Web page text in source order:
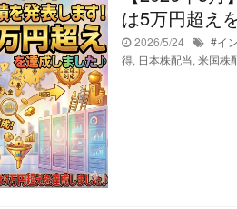
は5万円超え
2026/5/24 #イ
得, 日本株配当, 米国株